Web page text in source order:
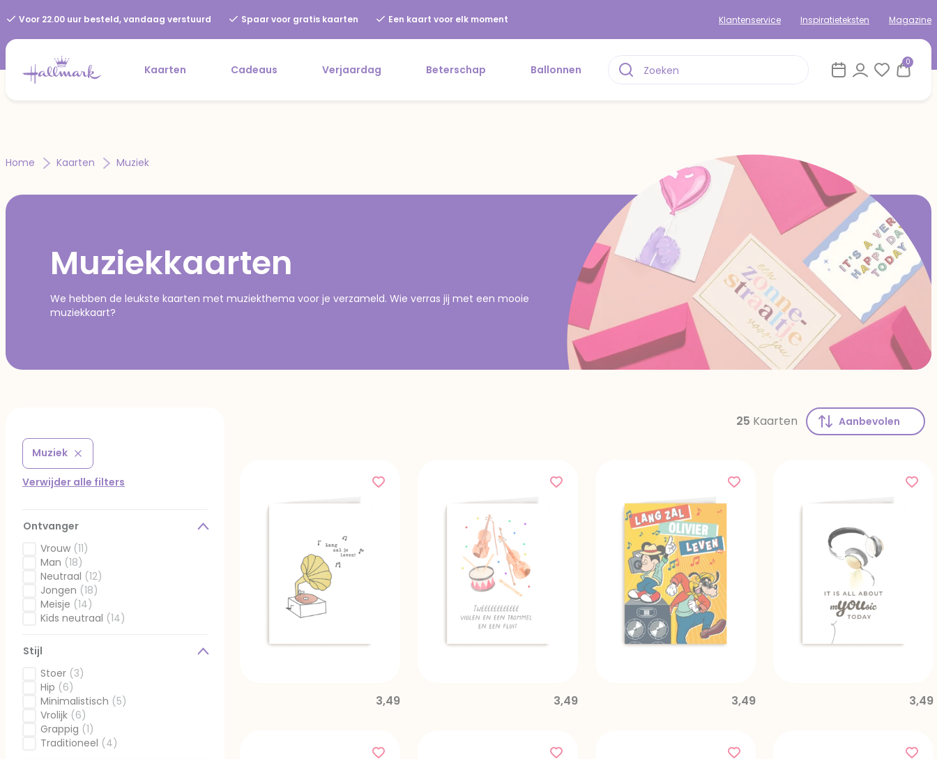
Voor 22.00 uur besteld, vandaag verstuurd Spaar voor gratis kaarten Een kaart voor elk moment Klantenservice Inspiratieteksten Magazine
Kaarten Cadeaus Verjaardag Beterschap Ballonnen
0
Home Kaarten Muziek
Muziekkaarten
We hebben de leukste kaarten met muziekthema voor je verzameld. Wie verras jij met een mooie
muziekkaart?
Muziek
Verwijder filter Gefilterd op Thema: Muziek
Verwijder alle filters
Ontvanger
Vrouw (11)
Gefilterd op Ontvanger: Vrouw
Man (18)
Gefilterd op Ontvanger: Man
Neutraal (12)
Gefilterd op Ontvanger: Neutraal
Jongen (18)
Gefilterd op Ontvanger: Jongen
Meisje (14)
Gefilterd op Ontvanger: Meisje
Kids neutraal (14)
Stijl
Stoer (3)
Gefilterd op Stijl: Stoer
Hip (6)
Gefilterd op Stijl: Hip
Minimalistisch (5)
Gefilterd op Stijl: Minimalistisch
Vrolijk (6)
Gefilterd op Stijl: Vrolijk
Grappig (1)
Gefilterd op Stijl: Grappig
Traditioneel (4)
25 Kaarten
3,49 3,49 3,49 3,49